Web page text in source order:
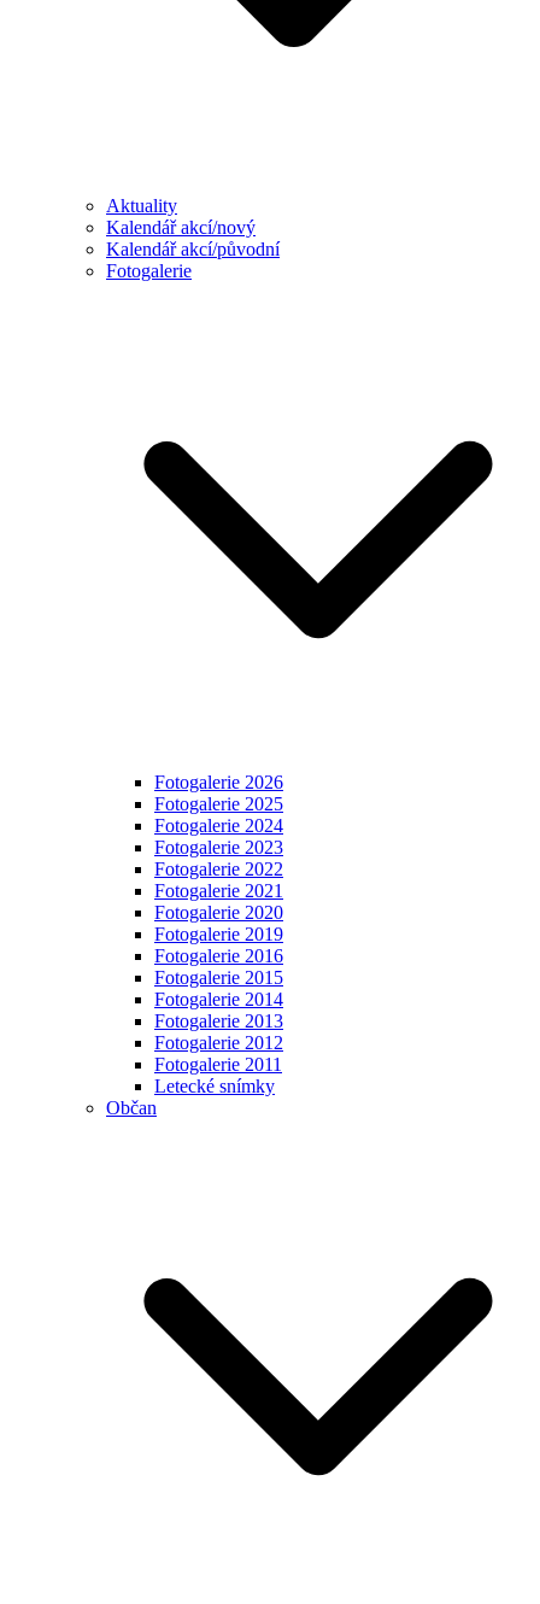
Aktuality
Kalendář akcí/nový
Kalendář akcí/původní
Fotogalerie
Fotogalerie 2026
Fotogalerie 2025
Fotogalerie 2024
Fotogalerie 2023
Fotogalerie 2022
Fotogalerie 2021
Fotogalerie 2020
Fotogalerie 2019
Fotogalerie 2016
Fotogalerie 2015
Fotogalerie 2014
Fotogalerie 2013
Fotogalerie 2012
Fotogalerie 2011
Letecké snímky
Občan